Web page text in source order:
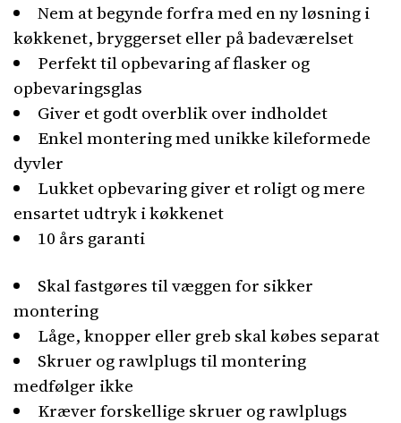
Nem at begynde forfra med en ny løsning i
køkkenet, bryggerset eller på badeværelset
Perfekt til opbevaring af flasker og
opbevaringsglas
Giver et godt overblik over indholdet
Enkel montering med unikke kileformede
dyvler
Lukket opbevaring giver et roligt og mere
ensartet udtryk i køkkenet
10 års garanti
Skal fastgøres til væggen for sikker
montering
Låge, knopper eller greb skal købes separat
Skruer og rawlplugs til montering
medfølger ikke
Kræver forskellige skruer og rawlplugs